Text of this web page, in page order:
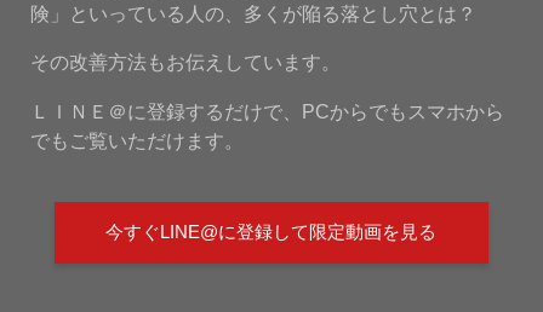
険」といっている人の、多くが陥る落とし穴とは？
その改善方法もお伝えしています。
ＬＩＮＥ＠に登録するだけで、PCからでもスマホから
でもご覧いただけます。
今すぐLINE@に登録して限定動画を見る